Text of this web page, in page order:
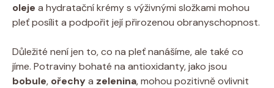
oleje a hydratační krémy s výživnými složkami mohou
pleť posílit a podpořit její přirozenou obranyschopnost.
Důležité není jen to, co na pleť nanášíme, ale také co
jíme. Potraviny bohaté na antioxidanty, jako jsou
bobule, ořechya zelenina, mohou pozitivně ovlivnit